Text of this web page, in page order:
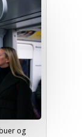
og